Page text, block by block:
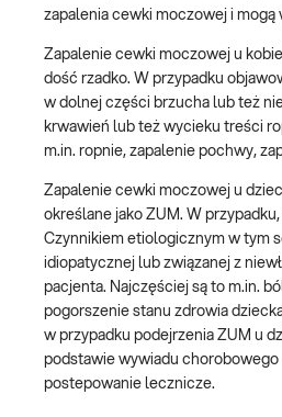
zapalenia cewki moczowej i
Zapalenie cewki moczowej u
dość rzadko. W przypadku
w dolnej części brzucha lub też
krwawień lub też wycieku treści
m.in. ropnie, zapalenie pochwy,
Zapalenie cewki moczowej u
określane jako ZUM. W
Czynnikiem etiologicznym w tym
idiopatycznej lub związanej z
pacjenta. Najczęściej są to m.in.
pogorszenie stanu zdrowia
w przypadku podejrzenia ZUM u
podstawie wywiadu chorobowego
postepowanie lecznicze.